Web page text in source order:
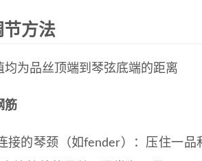
方法
均为品丝顶端到琴弦底端的距离
筋
接的琴颈（如fender）：压住一